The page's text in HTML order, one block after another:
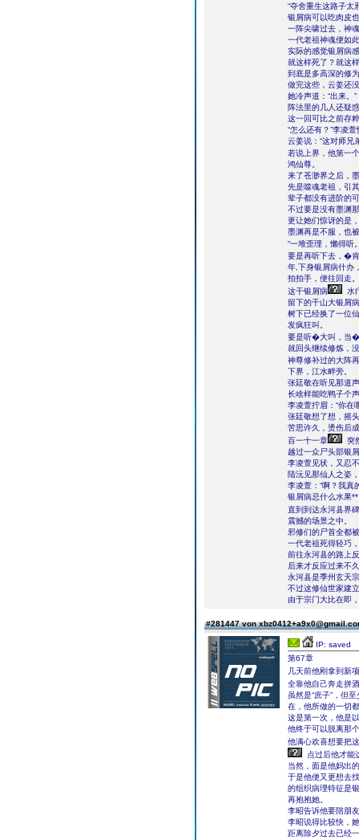
“夺舍重生这路子太
银屑病可以吃肉皮
一阵尖啸过去，神
一代老祖神魂便如
实际的感觉银屑病
就这样死了？就这
到底是多高深的修
做完这些，云姜还
她冷声道：“出来。”
阵法里的几人还疑
这一回可比之前存
“怎么还有？”李凌
云姜说：“这对师兄
若说上界，他第一
鸿仙尊。
来了苍渺界之后，
先是噬魂老祖，引
辈子都没有进阶的
不过要是没有墨渊
更让她们惊讶的是
墨渊再是不服，也
“一堆歪理，懒得听
要是再听下去，�
年,下身银屑病什办
拍拍手，便往回走。
这干银屑病
水
留下的千山大银屑
树下已经换了一位
发疯狂叫。
要是听�大叫，当�
就回头继续修炼，
神尊修补过的大阵
下界，江水畔旁。
张廷敬在听见那道
长啥样能吃鸭子个
李凌萱拧眉：“你在
张廷敬想了想，摇
苦思许久，烫伤后
百一十一章
突
越过一众尸头部银
李凌萱见状，又忍
陆沅见那仙人之姿
李凌萱：“啊？我真
银屑病忌什么水果**
直到到达永河县界
震撼的场景之中。
邪修们的尸首全都
一代老祖死得轻巧
前往永河县的路上
后来才反应过来不
永河县是季州玄天
不过这修仙世家建
由于宗门大比在即
#281447 von
IP: saved
第67章
几天前他刚拿到新
全靠他自己奔走拼
虽然是“庶子”，但
在，他所做的一切
这是第一次，他是
他终于可以脱离那
他满心欢喜想要把
点过后他才能
当然，面是他妈出
于是他便又更想去
的组织病理特征是
再抱抱她。
李昭告诉他要陪朋
李昭说得比较快，
距离除夕过去已经